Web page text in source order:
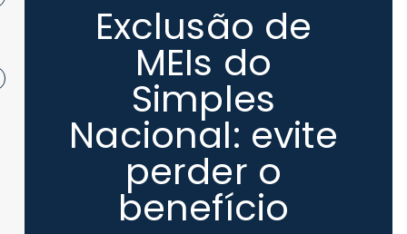
Exclusão de
MEIs do
Simples
Nacional: evite
perder o
benefício